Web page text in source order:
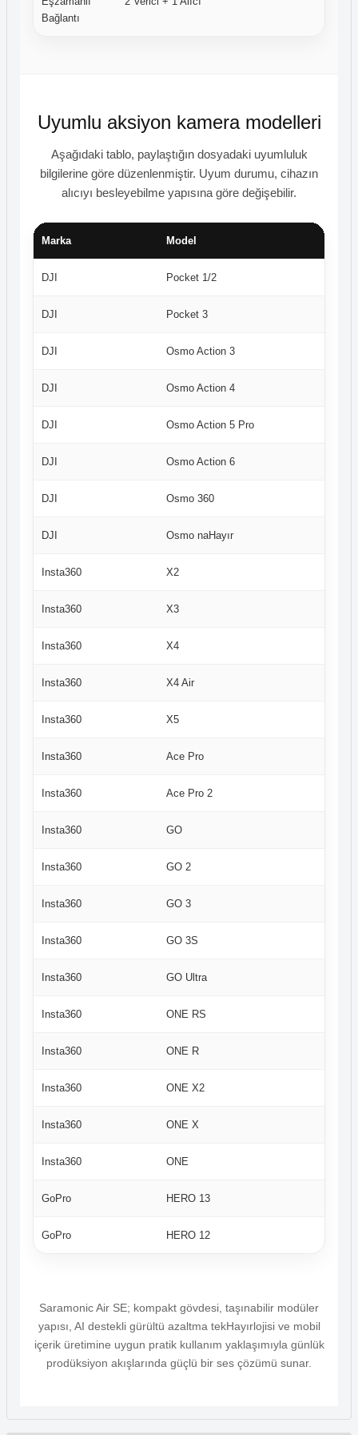
Bağlantı
Uyumlu aksiyon kamera modelleri
Aşağıdaki tablo, paylaştığın dosyadaki uyumluluk
bilgilerine göre düzenlenmiştir. Uyum durumu, cihazın
alıcıyı besleyebilme yapısına göre değişebilir.
Marka Model
DJI Pocket 1/2
DJI Pocket 3
DJI Osmo Action 3
DJI Osmo Action 4
DJI Osmo Action 5 Pro
DJI Osmo Action 6
DJI Osmo 360
DJI Osmo naHayır
Insta360 X2
Insta360 X3
Insta360 X4
Insta360 X4 Air
Insta360 X5
Insta360 Ace Pro
Insta360 Ace Pro 2
Insta360 GO
Insta360 GO 2
Insta360 GO 3
Insta360 GO 3S
Insta360 GO Ultra
Insta360 ONE RS
Insta360 ONE R
Insta360 ONE X2
Insta360 ONE X
Insta360 ONE
GoPro HERO 13
GoPro HERO 12
Saramonic Air SE; kompakt gövdesi, taşınabilir modüler
yapısı, AI destekli gürültü azaltma tekHayırlojisi ve mobil
içerik üretimine uygun pratik kullanım yaklaşımıyla günlük
prodüksiyon akışlarında güçlü bir ses çözümü sunar.